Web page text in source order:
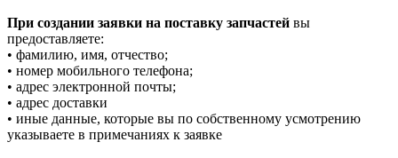
При создании заявки на поставку запчастей вы
предоставляете:
• фамилию, имя, отчество;
• номер мобильного телефона;
• адрес электронной почты;
• адрес доставки
• иные данные, которые вы по собственному усмотрению
указываете в примечаниях к заявке